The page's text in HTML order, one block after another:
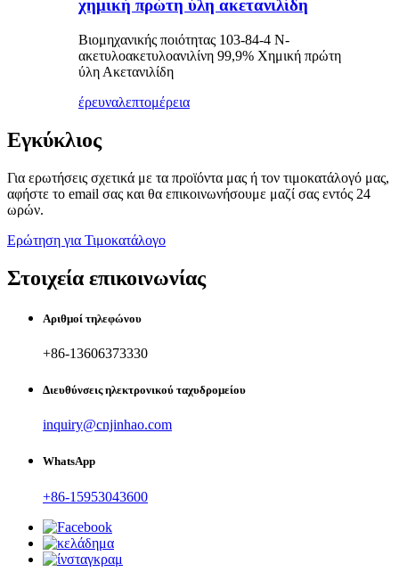
χημική πρώτη ύλη ακετανιλίδη
Βιομηχανικής ποιότητας 103-84-4 Ν-
ακετυλοακετυλοανιλίνη 99,9% Χημική πρώτη
ύλη Ακετανιλίδη
έρευναλεπτομέρεια
Εγκύκλιος
Για ερωτήσεις σχετικά με τα προϊόντα μας ή τον τιμοκατάλογό μας,
αφήστε το email σας και θα επικοινωνήσουμε μαζί σας εντός 24
ωρών.
Ερώτηση για Τιμοκατάλογο
Στοιχεία επικοινωνίας
Αριθμοί τηλεφώνου
+86-13606373330
Διευθύνσεις ηλεκτρονικού ταχυδρομείου
inquiry@cnjinhao.com
WhatsApp
+86-15953043600